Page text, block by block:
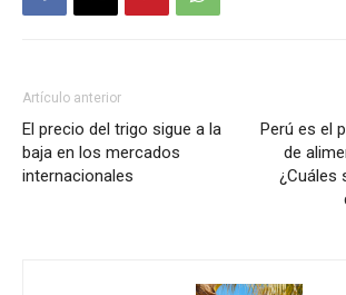
Artículo anterior
El precio del trigo sigue a la
baja en los mercados
internacionales
Perú es el
de
¿Cuáles